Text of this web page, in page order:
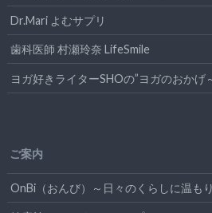
Dr.Mari よむサプリ
歯科医師 村瀬玲奈 LifeSmile
ヨガ好きライターSHOの”ヨガのおかげ
ご案内
OnBi（おんび）～日々のくらしに温も